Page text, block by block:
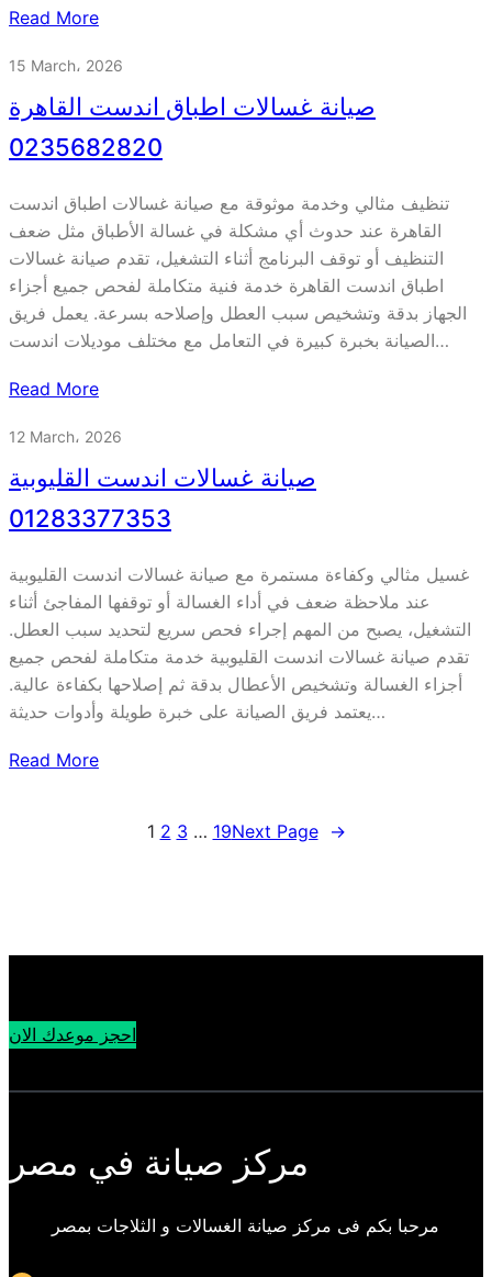
Read More
15 March، 2026
صيانة غسالات اطباق اندست القاهرة
0235682820
تنظيف مثالي وخدمة موثوقة مع صيانة غسالات اطباق اندست
القاهرة عند حدوث أي مشكلة في غسالة الأطباق مثل ضعف
التنظيف أو توقف البرنامج أثناء التشغيل، تقدم صيانة غسالات
اطباق اندست القاهرة خدمة فنية متكاملة لفحص جميع أجزاء
الجهاز بدقة وتشخيص سبب العطل وإصلاحه بسرعة. يعمل فريق
الصيانة بخبرة كبيرة في التعامل مع مختلف موديلات اندست…
Read More
12 March، 2026
صيانة غسالات اندست القليوبية
01283377353
غسيل مثالي وكفاءة مستمرة مع صيانة غسالات اندست القليوبية
عند ملاحظة ضعف في أداء الغسالة أو توقفها المفاجئ أثناء
التشغيل، يصبح من المهم إجراء فحص سريع لتحديد سبب العطل.
تقدم صيانة غسالات اندست القليوبية خدمة متكاملة لفحص جميع
أجزاء الغسالة وتشخيص الأعطال بدقة ثم إصلاحها بكفاءة عالية.
يعتمد فريق الصيانة على خبرة طويلة وأدوات حديثة…
Read More
1 2 3 … 19Next Page →
احجز موعدك الان
مركز صيانة في مصر
مرحبا بكم فى مركز صيانة الغسالات و الثلاجات بمصر